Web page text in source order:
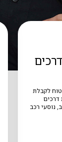
לקבלת
דרכים
נוסעי רכב